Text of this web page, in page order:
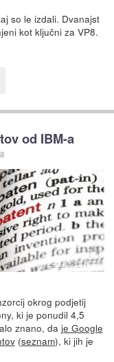
so le izdali. Dvanajst
kot ključni za VP8.
od IBM-a
okrog podjetij
ki je ponudil 4,5
znano, da je Google
(seznam), ki jih je